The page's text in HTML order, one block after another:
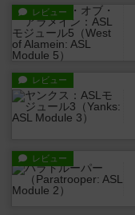
レビュー
レビュー
レビュー